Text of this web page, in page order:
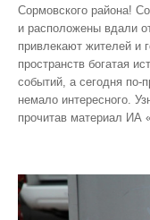
Сормовского района!
и расположены вдали
привлекают жителей и
пространств богатая
событий, а сегодня
немало интересного.
прочитав материал ИА